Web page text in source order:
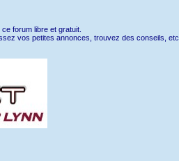
forum libre et gratuit.
vos petites annonces, trouvez des conseils, etc.